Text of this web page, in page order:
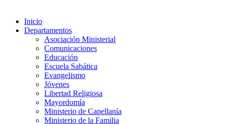
Inicio
Departamentos
Asociación Ministerial
Comunicaciones
Educación
Escuela Sabática
Evangelismo
Jóvenes
Libertad Religiosa
Mayordomía
Ministerio de Capellanía
Ministerio de la Familia